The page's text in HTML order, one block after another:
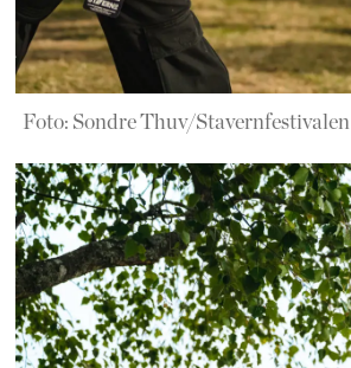
Foto: Sondre Thuv/Stavernfestivalen